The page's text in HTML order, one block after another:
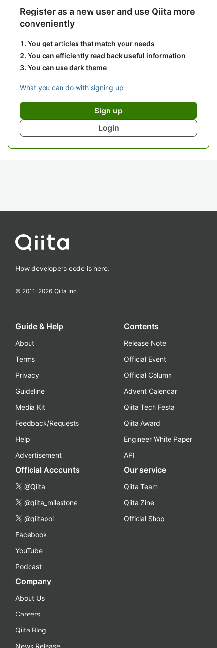
Register as a new user and use Qiita more
conveniently
You get articles that match your needs
You can efficiently read back useful information
You can use dark theme
What you can do with signing up
Sign up
Login
How developers code is here.
© 2011-2026 Qiita Inc.
Guide & Help
About
Terms
Privacy
Guideline
Media Kit
Feedback/Requests
Help
Advertisement
Contents
Release Note
Official Event
Official Column
Advent Calendar
Qiita Tech Festa
Qiita Award
Engineer White Paper
API
Official Accounts
@Qiita
@qiita_milestone
@qiitapoi
Facebook
YouTube
Podcast
Our service
Qiita Team
Qiita Zine
Official Shop
Company
About Us
Careers
Qiita Blog
News Release